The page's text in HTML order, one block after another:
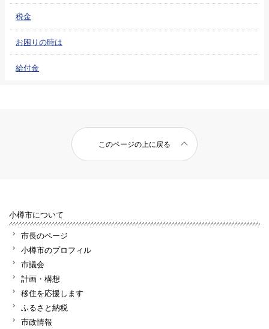
税金
お困りの時は
給付金
このページの上に戻る
小樽市について
市長のページ
小樽市のプロフィル
市議会
計画・構想
移住を応援します
ふるさと納税
市政情報